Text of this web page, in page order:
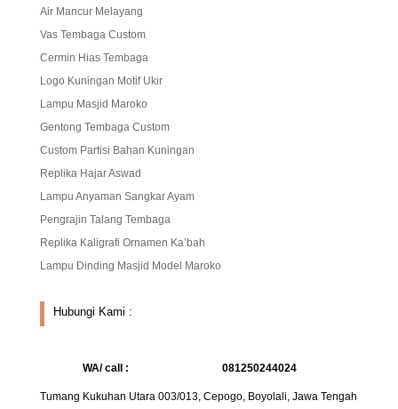
Air Mancur Melayang
Vas Tembaga Custom
Cermin Hias Tembaga
Logo Kuningan Motif Ukir
Lampu Masjid Maroko
Gentong Tembaga Custom
Custom Partisi Bahan Kuningan
Replika Hajar Aswad
Lampu Anyaman Sangkar Ayam
Pengrajin Talang Tembaga
Replika Kaligrafi Ornamen Ka’bah
Lampu Dinding Masjid Model Maroko
Hubungi Kami :
WA/ call : 081250244024
Tumang Kukuhan Utara 003/013, Cepogo, Boyolali, Jawa Tengah